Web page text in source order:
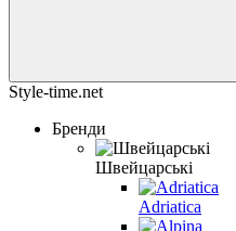
Style-time.net
Бренди
Швейцарські
Adriatica